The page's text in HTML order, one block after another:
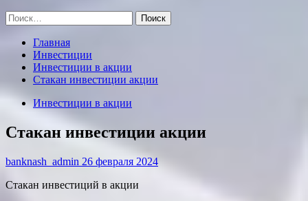
Найти:
Главная
Инвестиции
Инвестиции в акции
Стакан инвестиции акции
Инвестиции в акции
Стакан инвестиции акции
banknash_admin 26 февраля 2024
Стакан инвестиций в акции